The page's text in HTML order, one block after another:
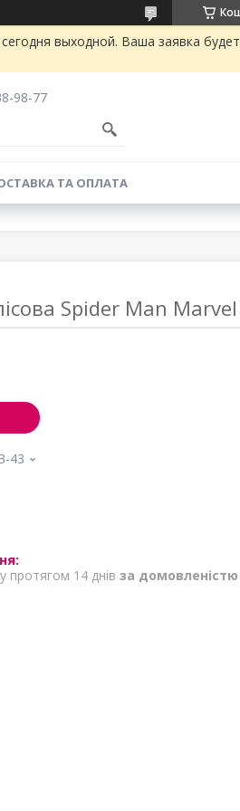
выходной. Ваша заявка
98-77
ТА ОПЛАТА
Spider Man
43
протягом 14 днів за домовленістю